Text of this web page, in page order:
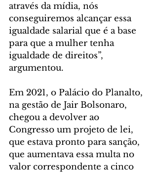
através da mídia, nós
conseguiremos alcançar essa
igualdade salarial que é a base
para que a mulher tenha
igualdade de direitos”,
argumentou.
Em 2021, o Palácio do Planalto,
na gestão de Jair Bolsonaro,
chegou a devolver ao
Congresso um projeto de lei,
que estava pronto para sanção,
que aumentava essa multa no
valor correspondente a cinco